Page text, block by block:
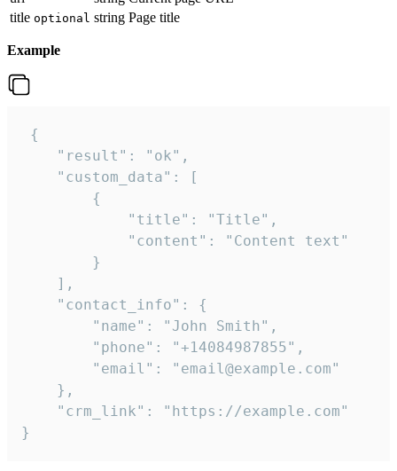
title optional string Page title
Example
{
    "result": "ok",
    "custom_data": [
        {
            "title": "Title",
            "content": "Content text"
        }
    ],
    "contact_info": {
        "name": "John Smith",
        "phone": "+14084987855",
        "email": "email@example.com"
    },
    "crm_link": "https://example.com"
}